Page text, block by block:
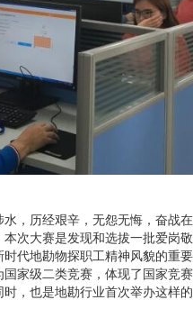
，历经艰辛，无怨无悔，奋战在
次大赛是发现和选拔一批爱岗敬
代地勘物探职工精神风貌的重要
家级二类竞赛，体现了国家竞赛
，也是地勘行业首次举办这样的